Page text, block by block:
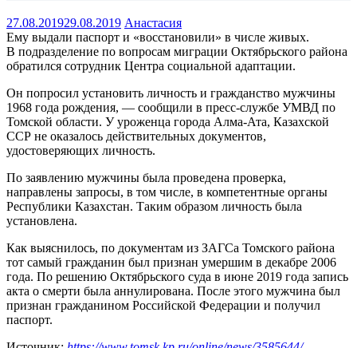
27.08.201929.08.2019 Анастасия
Ему выдали паспорт и «восстановили» в числе живых.
В подразделение по вопросам миграции Октябрьского района
обратился сотрудник Центра социальной адаптации.
Он попросил установить личность и гражданство мужчины
1968 года рождения, — сообщили в пресс-службе УМВД по
Томской области. У уроженца города Алма-Ата, Казахской
ССР не оказалось действительных документов,
удостоверяющих личность.
По заявлению мужчины была проведена проверка,
направлены запросы, в том числе, в компетентные органы
Республики Казахстан. Таким образом личность была
установлена.
Как выяснилось, по документам из ЗАГСа Томского района
тот самый гражданин был признан умершим в декабре 2006
года. По решению Октябрьского суда в июне 2019 года запись
акта о смерти была аннулирована. После этого мужчина был
признан гражданином Российской Федерации и получил
паспорт.